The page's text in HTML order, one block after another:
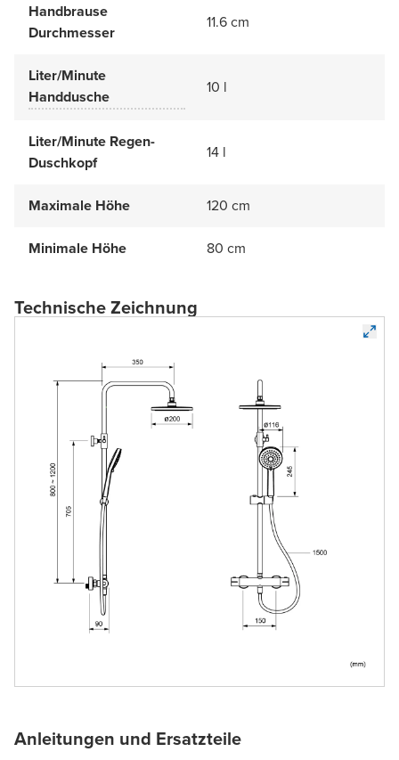
Handbrause
Durchmesser
11.6 cm
Liter/Minute
Handdusche
10 l
Liter/Minute Regen-
Duschkopf
14 l
Maximale Höhe 120 cm
Minimale Höhe 80 cm
Technische Zeichnung
Anleitungen und Ersatzteile